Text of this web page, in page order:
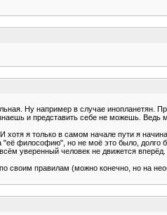
Ну например в случае инопланетян.
и представить себе не можешь. Ведь
я только в самом начале пути я
"её философию", но не моё это было, долго
уверенный человек не движется
своим правилам (можно конечно, но на